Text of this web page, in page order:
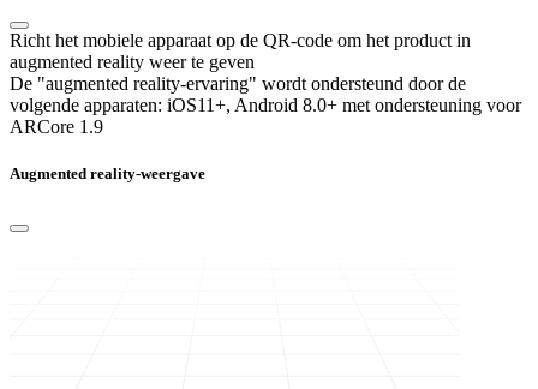
Richt het mobiele apparaat op de QR-code om het product in
augmented reality weer te geven
De "augmented reality-ervaring" wordt ondersteund door de
volgende apparaten: iOS11+, Android 8.0+ met ondersteuning voor
ARCore 1.9
Augmented reality-weergave